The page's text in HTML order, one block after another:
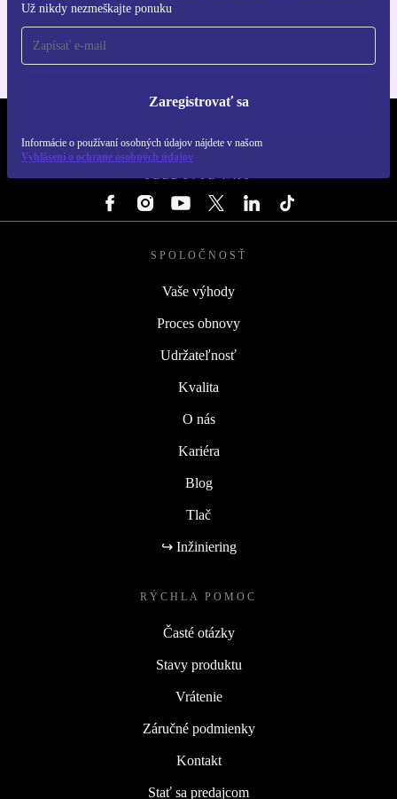
Už nikdy nezmeškajte ponuku
Zaregistrovať sa
Informácie o používaní osobných údajov nájdete v našom
Vyhlásení o ochrane osobných údajov
Pre iOS a Android
SLEDUJTE NÁS
SPOLOČNOSŤ
Vaše výhody
Proces obnovy
Udržateľnosť
Kvalita
O nás
Kariéra
Blog
Tlač
↪ Inžiniering
RÝCHLA POMOC
Časté otázky
Stavy produktu
Vrátenie
Záručné podmienky
Kontakt
Stať sa predajcom